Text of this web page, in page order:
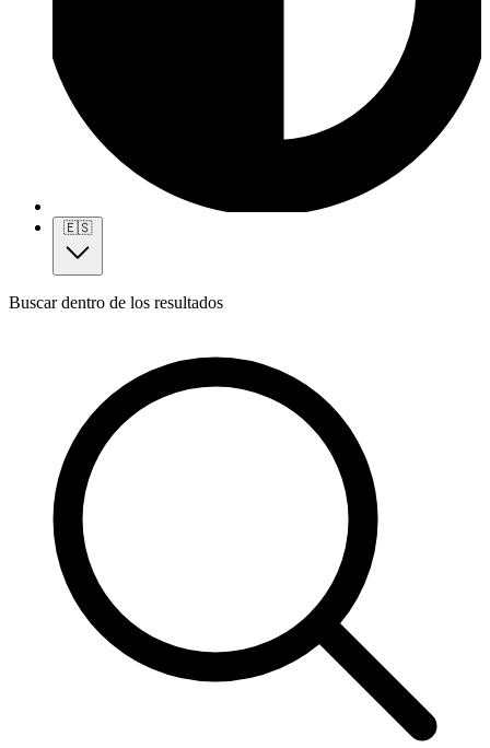
🇪🇸
Buscar dentro de los resultados